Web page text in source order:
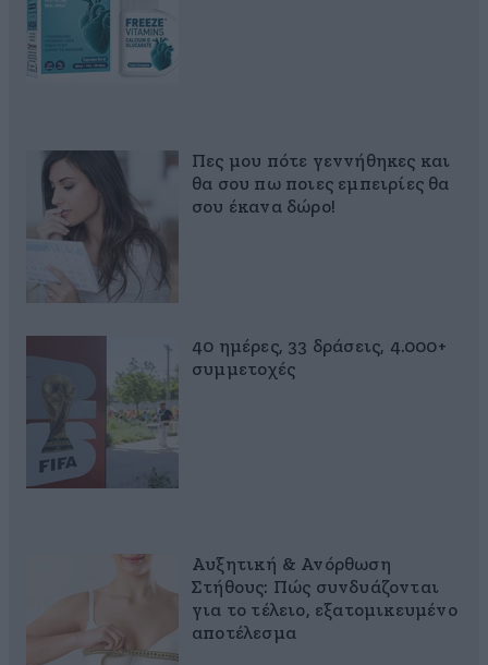
Πες μου πότε γεννήθηκες και
θα σου πω ποιες εμπειρίες θα
σου έκανα δώρο!
40 ημέρες, 33 δράσεις, 4.000+
συμμετοχές
Αυξητική & Ανόρθωση
Στήθους: Πώς συνδυάζονται
για το τέλειο, εξατομικευμένο
αποτέλεσμα